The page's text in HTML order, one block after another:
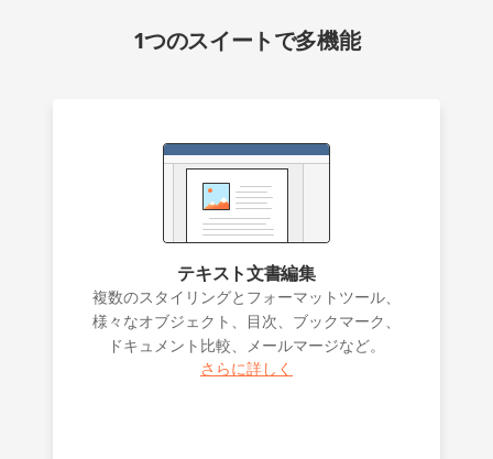
1つのスイートで多機能
テキスト文書編集
複数のスタイリングとフォーマットツール、
様々なオブジェクト、目次、ブックマーク、
ドキュメント比較、メールマージなど。
さらに詳しく